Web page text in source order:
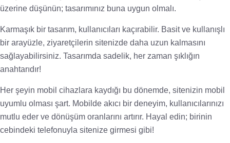
üzerine düşünün; tasarımınız buna uygun olmalı.
Karmaşık bir tasarım, kullanıcıları kaçırabilir. Basit ve kullanışlı
bir arayüzle, ziyaretçilerin sitenizde daha uzun kalmasını
sağlayabilirsiniz. Tasarımda sadelik, her zaman şıklığın
anahtarıdır!
Her şeyin mobil cihazlara kaydığı bu dönemde, sitenizin mobil
uyumlu olması şart. Mobilde akıcı bir deneyim, kullanıcılarınızı
mutlu eder ve dönüşüm oranlarını artırır. Hayal edin; birinin
cebindeki telefonuyla sitenize girmesi gibi!